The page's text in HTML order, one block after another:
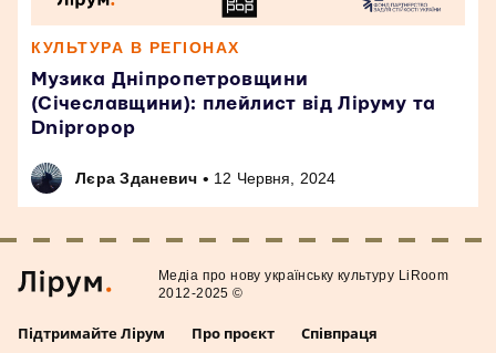
КУЛЬТУРА В РЕГІОНАХ
Музика Дніпропетровщини
(Січеславщини): плейлист від Ліруму та
Dnipropop
Лєра Зданевич • 12 Червня, 2024
Підтримайте Лірум Про проєкт Співпраця
Медiа про нову українську культуру LiRoom
2012-2025 ©